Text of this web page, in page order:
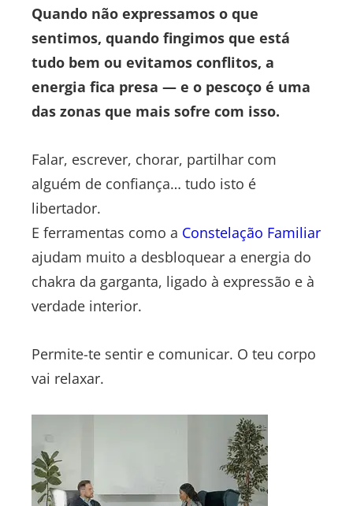
Quando não expressamos o que
sentimos, quando fingimos que está
tudo bem ou evitamos conflitos, a
energia fica presa — e o pescoço é uma
das zonas que mais sofre com isso.
Falar, escrever, chorar, partilhar com
alguém de confiança… tudo isto é
libertador.
E ferramentas como a Constelação Familiar
ajudam muito a desbloquear a energia do
chakra da garganta, ligado à expressão e à
verdade interior.
Permite-te sentir e comunicar. O teu corpo
vai relaxar.